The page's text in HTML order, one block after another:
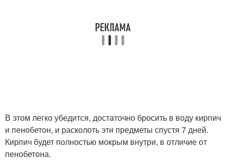
В этом легко убедится, достаточно бросить в воду кирпич
и пенобетон, и расколоть эти предметы спустя 7 дней.
Кирпич будет полностью мокрым внутри, в отличие от
пенобетона.